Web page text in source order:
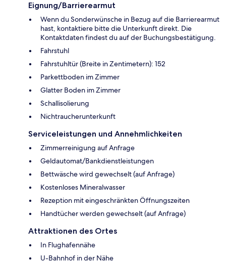
Eignung/Barrierearmut
Wenn du Sonderwünsche in Bezug auf die Barrierearmut
hast, kontaktiere bitte die Unterkunft direkt. Die
Kontaktdaten findest du auf der Buchungsbestätigung.
Fahrstuhl
Fahrstuhltür (Breite in Zentimetern): 152
Parkettboden im Zimmer
Glatter Boden im Zimmer
Schallisolierung
Nichtraucherunterkunft
Serviceleistungen und Annehmlichkeiten
Zimmerreinigung auf Anfrage
Geldautomat/Bankdienstleistungen
Bettwäsche wird gewechselt (auf Anfrage)
Kostenloses Mineralwasser
Rezeption mit eingeschränkten Öffnungszeiten
Handtücher werden gewechselt (auf Anfrage)
Attraktionen des Ortes
In Flughafennähe
U-Bahnhof in der Nähe